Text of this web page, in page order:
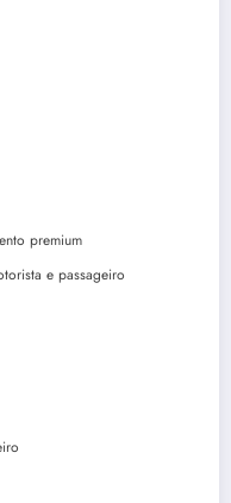
premium
e passageiro